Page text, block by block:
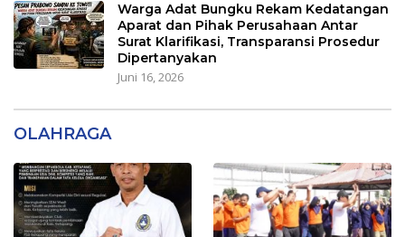
Warga Adat Bungku Rekam Kedatangan
Aparat dan Pihak Perusahaan Antar
Surat Klarifikasi, Transparansi Prosedur
Dipertanyakan
Juni 16, 2026
OLAHRAGA